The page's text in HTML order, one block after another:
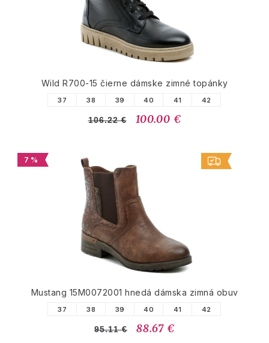
Wild R700-15 čierne dámske zimné topánky
37 38 39 40 41 42
106.22 € 100.00 €
7 %
Mustang 15M0072001 hnedá dámska zimná obuv
37 38 39 40 41 42
95.11 € 88.67 €